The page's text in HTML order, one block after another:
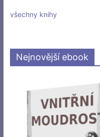
všechny knihy
Nejnovější ebook